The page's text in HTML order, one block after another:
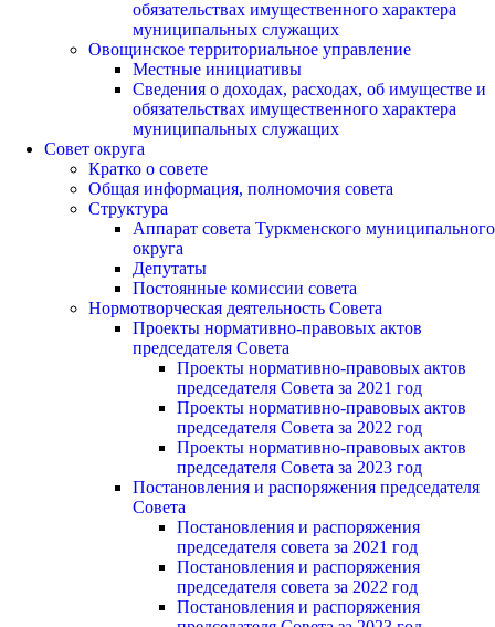
обязательствах имущественного характера
муниципальных служащих
Овощинское территориальное управление
Местные инициативы
Сведения о доходах, расходах, об имуществе и
обязательствах имущественного характера
муниципальных служащих
Совет округа
Кратко о совете
Общая информация, полномочия совета
Структура
Аппарат совета Туркменского муниципального
округа
Депутаты
Постоянные комиссии совета
Нормотворческая деятельность Совета
Проекты нормативно-правовых актов
председателя Cовета
Проекты нормативно-правовых актов
председателя Cовета за 2021 год
Проекты нормативно-правовых актов
председателя Cовета за 2022 год
Проекты нормативно-правовых актов
председателя Cовета за 2023 год
Постановления и распоряжения председателя
Cовета
Постановления и распоряжения
председателя совета за 2021 год
Постановления и распоряжения
председателя совета за 2022 год
Постановления и распоряжения